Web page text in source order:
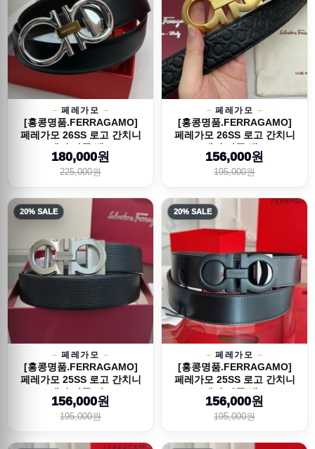
페레가모
[홍콩명품.FERRAGAMO]
페레가모 26SS 로고 간치니
레더 가죽 벨...
180,000원
225,000원
페레가모
[홍콩명품.FERRAGAMO]
페레가모 26SS 로고 간치니
레더 가죽 벨...
156,000원
195,000원
20% SALE
페레가모
[홍콩명품.FERRAGAMO]
페레가모 25SS 로고 간치니
레더 가죽 자...
156,000원
195,000원
20% SALE
페레가모
[홍콩명품.FERRAGAMO]
페레가모 25SS 로고 간치니
레더 가죽 벨...
156,000원
195,000원